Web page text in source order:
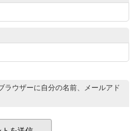
ラウザーに自分の名前、メールアド